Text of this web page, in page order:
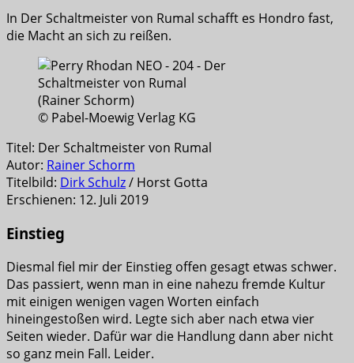
In Der Schaltmeister von Rumal schafft es Hondro fast,
die Macht an sich zu reißen.
© Pabel-Moewig Verlag KG
Titel: Der Schaltmeister von Rumal
Autor: Rainer Schorm
Titelbild: Dirk Schulz/ Horst Gotta
Erschienen: 12. Juli 2019
Einstieg
Diesmal fiel mir der Einstieg offen gesagt etwas schwer.
Das passiert, wenn man in eine nahezu fremde Kultur
mit einigen wenigen vagen Worten einfach
hineingestoßen wird. Legte sich aber nach etwa vier
Seiten wieder. Dafür war die Handlung dann aber nicht
so ganz mein Fall. Leider.